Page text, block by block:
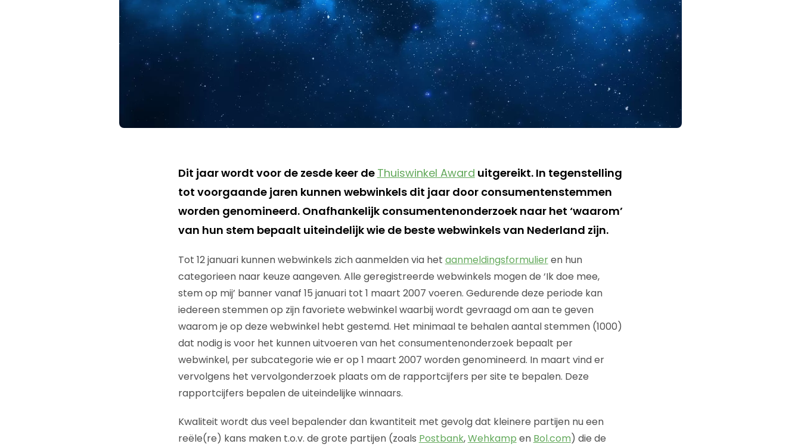
Dit jaar wordt voor de zesde keer de Thuiswinkel Award uitgereikt. In tegenstelling
tot voorgaande jaren kunnen webwinkels dit jaar door consumentenstemmen
worden genomineerd. Onafhankelijk consumentenonderzoek naar het ‘waarom’
van hun stem bepaalt uiteindelijk wie de beste webwinkels van Nederland zijn.
Tot 12 januari kunnen webwinkels zich aanmelden via het aanmeldingsformulieren hun
categorieen naar keuze aangeven. Alle geregistreerde webwinkels mogen de ‘Ik doe mee,
stem op mij’ banner vanaf 15 januari tot 1 maart 2007 voeren. Gedurende deze periode kan
iedereen stemmen op zijn favoriete webwinkel waarbij wordt gevraagd om aan te geven
waarom je op deze webwinkel hebt gestemd. Het minimaal te behalen aantal stemmen (1000)
dat nodig is voor het kunnen uitvoeren van het consumentenonderzoek bepaalt per
webwinkel, per subcategorie wie er op 1 maart 2007 worden genomineerd. In maart vind er
vervolgens het vervolgonderzoek plaats om de rapportcijfers per site te bepalen. Deze
rapportcijfers bepalen de uiteindelijke winnaars.
Kwaliteit wordt dus veel bepalender dan kwantiteit met gevolg dat kleinere partijen nu een
reële(re) kans maken t.o.v. de grote partijen (zoals Postbank,Wehkamp en Bol.com) die de